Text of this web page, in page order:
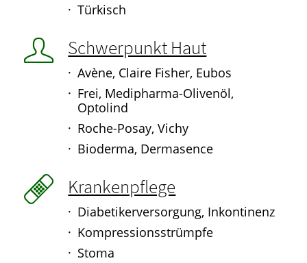
Türkisch
Schwerpunkt Haut
Avène, Claire Fisher, Eubos
Frei, Medipharma-Olivenöl,
Optolind
Roche-Posay, Vichy
Bioderma, Dermasence
Krankenpflege
Diabetikerversorgung, Inkontinenz
Kompressionsstrümpfe
Stoma